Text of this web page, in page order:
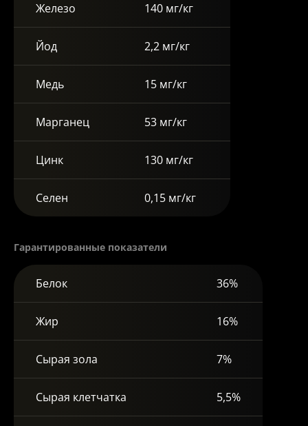
Железо 140 мг/кг
Йод 2,2 мг/кг
Медь 15 мг/кг
Марганец 53 мг/кг
Цинк 130 мг/кг
Селен 0,15 мг/кг
Гарантированные показатели
Белок 36%
Жир 16%
Сырая зола 7%
Сырая клетчатка 5,5%